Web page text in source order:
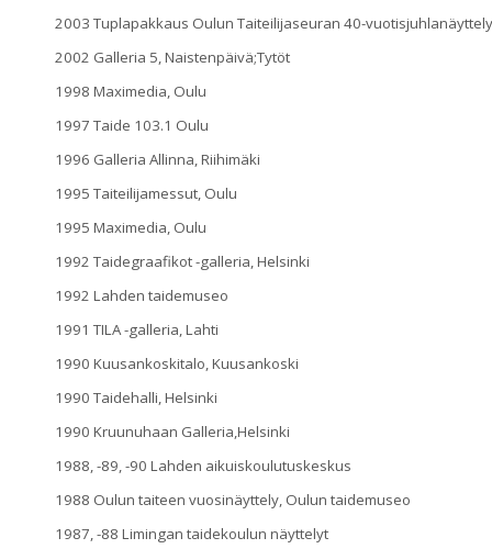
2003 Tuplapakkaus Oulun Taiteilijaseuran 40-vuotisjuhlanäyttely
2002 Galleria 5, Naistenpäivä;Tytöt
1998 Maximedia, Oulu
1997 Taide 103.1 Oulu
1996 Galleria Allinna, Riihimäki
1995 Taiteilijamessut, Oulu
1995 Maximedia, Oulu
1992 Taidegraafikot -galleria, Helsinki
1992 Lahden taidemuseo
1991 TILA -galleria, Lahti
1990 Kuusankoskitalo, Kuusankoski
1990 Taidehalli, Helsinki
1990 Kruunuhaan Galleria,Helsinki
1988, -89, -90 Lahden aikuiskoulutuskeskus
1988 Oulun taiteen vuosinäyttely, Oulun taidemuseo
1987, -88 Limingan taidekoulun näyttelyt